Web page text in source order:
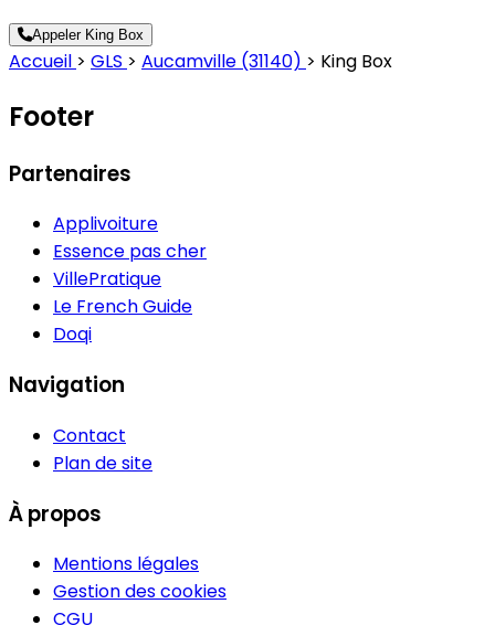
Appeler King Box
Accueil > GLS > Aucamville (31140) > King Box
Footer
Partenaires
Applivoiture
Essence pas cher
VillePratique
Le French Guide
Doqi
Navigation
Contact
Plan de site
À propos
Mentions légales
Gestion des cookies
CGU